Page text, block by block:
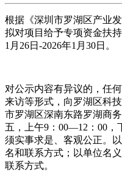
根据《深圳市罗湖区产业
拟对项目给予专项资金扶
1月26日-2026年1月30日。
对公示内容有异议的，任
来访等形式，向罗湖区科
市罗湖区深南东路罗湖商
五，上午9：00—12：00，
须实事求是、客观公正。
名和联系方式；以单位名
联系方式。